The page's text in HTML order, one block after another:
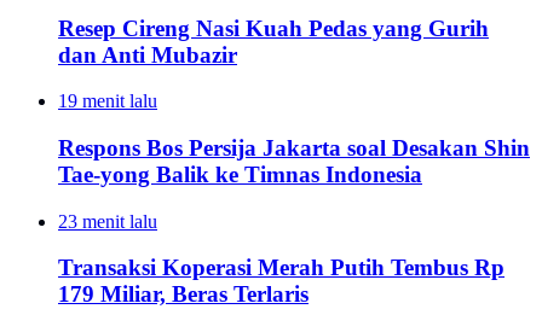
Resep Cireng Nasi Kuah Pedas yang Gurih
dan Anti Mubazir
19 menit lalu
Respons Bos Persija Jakarta soal Desakan Shin
Tae-yong Balik ke Timnas Indonesia
23 menit lalu
Transaksi Koperasi Merah Putih Tembus Rp
179 Miliar, Beras Terlaris